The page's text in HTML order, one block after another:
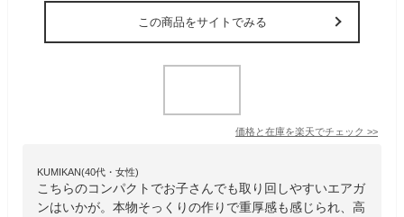
この商品をサイトでみる
価格と在庫を楽天でチェック >>
KUMIKAN(40代・女性)
こちらのコンパクトでお子さんでも取り回しやすいエアガ
ンはいかが。本物そっくりの作りで重厚感も感じられ、高